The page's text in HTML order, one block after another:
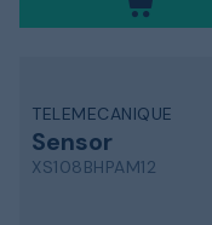
TELEMECANIQUE
Sensor
XS108BHPAM12